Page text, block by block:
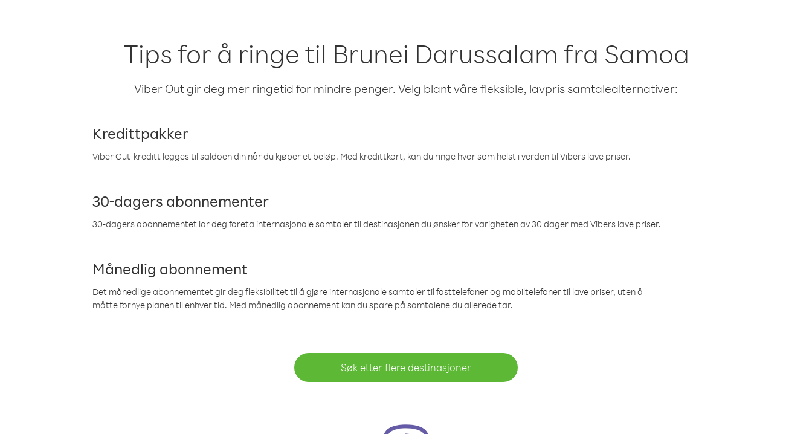
Tips for å ringe til Brunei Darussalam fra Samoa
Viber Out gir deg mer ringetid for mindre penger. Velg blant våre fleksible, lavpris samtalealternativer:
Kredittpakker
Viber Out-kreditt legges til saldoen din når du kjøper et beløp. Med kredittkort, kan du ringe hvor som helst i verden til Vibers lave priser.
30-dagers abonnementer
30-dagers abonnementet lar deg foreta internasjonale samtaler til destinasjonen du ønsker for varigheten av 30 dager med Vibers lave priser.
Månedlig abonnement
Det månedlige abonnementet gir deg fleksibilitet til å gjøre internasjonale samtaler til fasttelefoner og mobiltelefoner til lave priser, uten å
måtte fornye planen til enhver tid. Med månedlig abonnement kan du spare på samtalene du allerede tar.
Søk etter flere destinasjoner